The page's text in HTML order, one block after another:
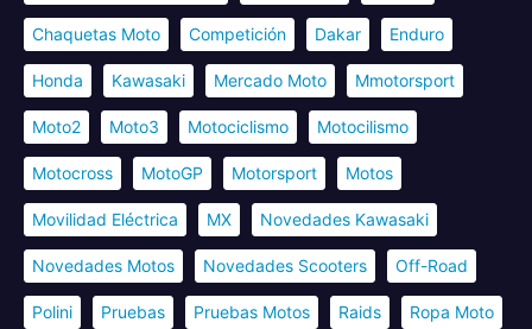
Chaquetas Moto Competición Dakar Enduro
Honda Kawasaki Mercado Moto Mmotorsport
Moto2 Moto3 Motociclismo Motocilismo
Motocross MotoGP Motorsport Motos
Movilidad Eléctrica MX Novedades Kawasaki
Novedades Motos Novedades Scooters Off-Road
Polini Pruebas Pruebas Motos Raids Ropa Moto